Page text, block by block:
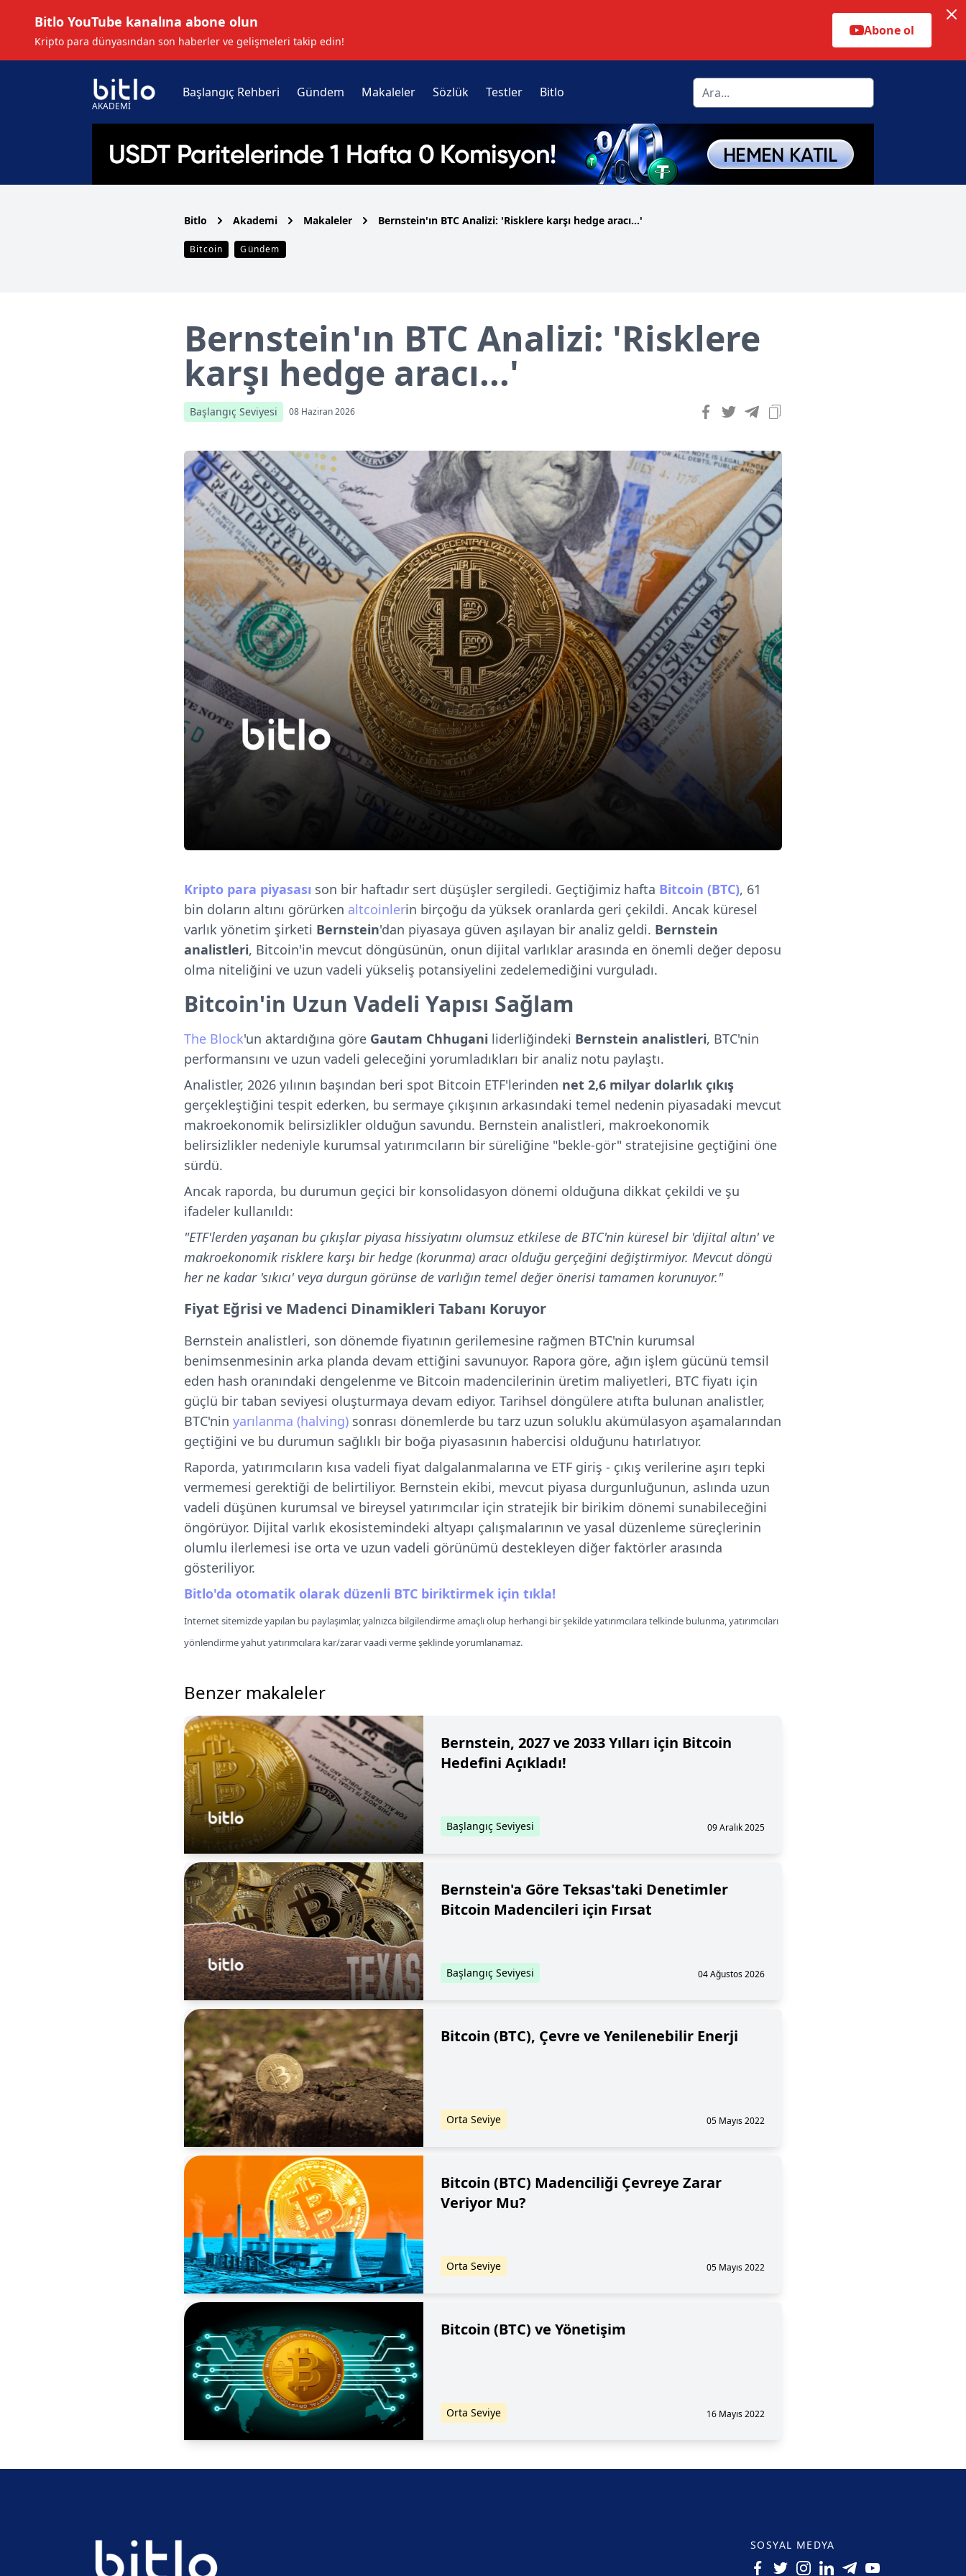
Bitlo YouTube kanalına abone olun
Kripto para dünyasından son haberler ve gelişmeleri takip edin!
Abone ol
AKADEMİ
Başlangıç Rehberi Gündem Makaleler Sözlük Testler Bitlo
Bitlo Akademi Makaleler Bernstein'ın BTC Analizi: 'Risklere karşı hedge aracı...'
Bitcoin Gündem
Bernstein'ın BTC Analizi: 'Risklere
karşı hedge aracı...'
Başlangıç Seviyesi 08 Haziran 2026
Kripto para piyasası son bir haftadır sert düşüşler sergiledi. Geçtiğimiz hafta Bitcoin (BTC), 61
bin doların altını görürken altcoinlerin birçoğu da yüksek oranlarda geri çekildi. Ancak küresel
varlık yönetim şirketi Bernstein'dan piyasaya güven aşılayan bir analiz geldi. Bernstein
analistleri, Bitcoin'in mevcut döngüsünün, onun dijital varlıklar arasında en önemli değer deposu
olma niteliğini ve uzun vadeli yükseliş potansiyelini zedelemediğini vurguladı.
Bitcoin'in Uzun Vadeli Yapısı Sağlam
The Block'un aktardığına göre Gautam Chhugani liderliğindeki Bernstein analistleri, BTC'nin
performansını ve uzun vadeli geleceğini yorumladıkları bir analiz notu paylaştı.
Analistler, 2026 yılının başından beri spot Bitcoin ETF'lerinden net 2,6 milyar dolarlık çıkış
gerçekleştiğini tespit ederken, bu sermaye çıkışının arkasındaki temel nedenin piyasadaki mevcut
makroekonomik belirsizlikler olduğun savundu. Bernstein analistleri, makroekonomik
belirsizlikler nedeniyle kurumsal yatırımcıların bir süreliğine "bekle-gör" stratejisine geçtiğini öne
sürdü.
Ancak raporda, bu durumun geçici bir konsolidasyon dönemi olduğuna dikkat çekildi ve şu
ifadeler kullanıldı:
"ETF'lerden yaşanan bu çıkışlar piyasa hissiyatını olumsuz etkilese de BTC'nin küresel bir 'dijital altın' ve
makroekonomik risklere karşı bir hedge (korunma) aracı olduğu gerçeğini değiştirmiyor. Mevcut döngü
her ne kadar 'sıkıcı' veya durgun görünse de varlığın temel değer önerisi tamamen korunuyor."
Fiyat Eğrisi ve Madenci Dinamikleri Tabanı Koruyor
Bernstein analistleri, son dönemde fiyatının gerilemesine rağmen BTC'nin kurumsal
benimsenmesinin arka planda devam ettiğini savunuyor. Rapora göre, ağın işlem gücünü temsil
eden hash oranındaki dengelenme ve Bitcoin madencilerinin üretim maliyetleri, BTC fiyatı için
güçlü bir taban seviyesi oluşturmaya devam ediyor. Tarihsel döngülere atıfta bulunan analistler,
BTC'nin yarılanma (halving) sonrası dönemlerde bu tarz uzun soluklu akümülasyon aşamalarından
geçtiğini ve bu durumun sağlıklı bir boğa piyasasının habercisi olduğunu hatırlatıyor.
Raporda, yatırımcıların kısa vadeli fiyat dalgalanmalarına ve ETF giriş - çıkış verilerine aşırı tepki
vermemesi gerektiği de belirtiliyor. Bernstein ekibi, mevcut piyasa durgunluğunun, aslında uzun
vadeli düşünen kurumsal ve bireysel yatırımcılar için stratejik bir birikim dönemi sunabileceğini
öngörüyor. Dijital varlık ekosistemindeki altyapı çalışmalarının ve yasal düzenleme süreçlerinin
olumlu ilerlemesi ise orta ve uzun vadeli görünümü destekleyen diğer faktörler arasında
gösteriliyor.
Bitlo'da otomatik olarak düzenli BTC biriktirmek için tıkla!
İnternet sitemizde yapılan bu paylaşımlar, yalnızca bilgilendirme amaçlı olup herhangi bir şekilde yatırımcılara telkinde bulunma, yatırımcıları
yönlendirme yahut yatırımcılara kar/zarar vaadi verme şeklinde yorumlanamaz.
Benzer makaleler
Bernstein, 2027 ve 2033 Yılları için Bitcoin
Hedefini Açıkladı!
Başlangıç Seviyesi 09 Aralık 2025
Bernstein'a Göre Teksas'taki Denetimler
Bitcoin Madencileri için Fırsat
Başlangıç Seviyesi 04 Ağustos 2026
Bitcoin (BTC), Çevre ve Yenilenebilir Enerji
Orta Seviye 05 Mayıs 2022
Bitcoin (BTC) Madenciliği Çevreye Zarar
Veriyor Mu?
Orta Seviye 05 Mayıs 2022
Bitcoin (BTC) ve Yönetişim
Orta Seviye 16 Mayıs 2022
SOSYAL MEDYA